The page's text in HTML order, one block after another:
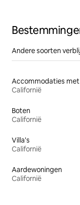
Andere soorten
Californië
Boten
Californië
Villa's
Californië
Aardewoningen
Californië